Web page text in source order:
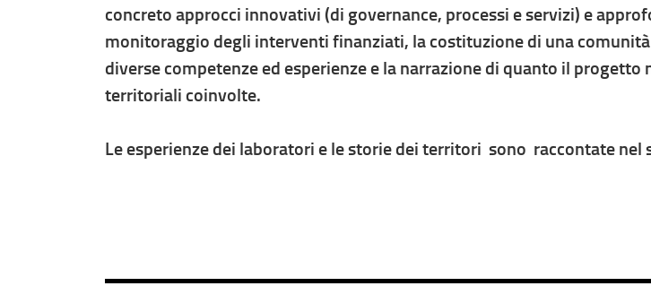
concreto approcci innovativi (di governance, processi e servizi) e
monitoraggio degli interventi finanziati, la costituzione di una
diverse competenze ed esperienze e la narrazione di quanto il
territoriali coinvolte.
Le esperienze dei laboratori e le storie dei territori sono raccontate nel